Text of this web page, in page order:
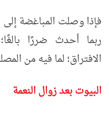
فإذا وصلت المباغضة
ربما أحدث ضررًا
الافتراق؛ لما فيه من
البيوت بعد زوال النعمة